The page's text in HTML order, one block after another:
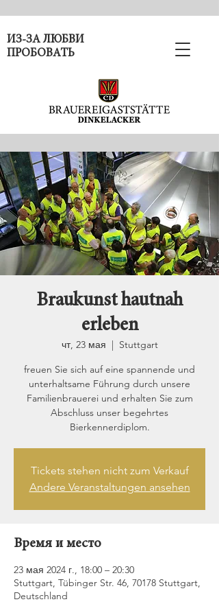
ИЗ-ЗА ЛЮБВИ
ПРОБОВАТЬ
Braukunst hautnah
erleben
чт, 23 мая
  |
Stuttgart
freuen Sie sich auf eine spannende und
unterhaltsame Führung durch unsere
Familienbrauerei und erhalten Sie zum
Abschluss unser begehrtes
Bierkennerdiplom.
Tickets stehen nicht zum Verkauf
Andere Veranstaltungen ansehen
Время и место
23 мая 2024 г., 18:00 – 20:30
Stuttgart, Tübinger Str. 46, 70178 Stuttgart,
Deutschland